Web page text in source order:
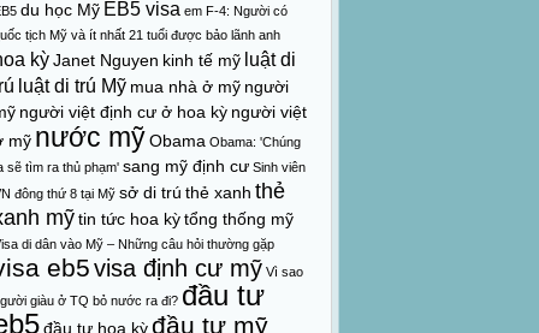
du học Mỹ EB5 visa em F-4: Người có
tịch Mỹ và ít nhất 21 tuổi được bảo lãnh anh
kỳJanet Nguyen kinh tế mỹ luật di
luật di trú Mỹ mua nhà ở mỹ người
người việt định cư ở hoa kỳ người việt
mỹ nước mỹObama Obama: 'Chúng
sẽ tìm ra thủ phạm' sang mỹ định cư Sinh viên
đông thứ 8 tại Mỹ sở di trú thẻ xanh thẻ
mỹtin tức hoa kỳtổng thống mỹ
di dân vào Mỹ – Những câu hỏi thường gặp
eb5visa định cư mỹ Vì sao
giàu ở TQ bỏ nước ra đi? đầu tư
đầu tư hoa kỳđầu tư mỹ